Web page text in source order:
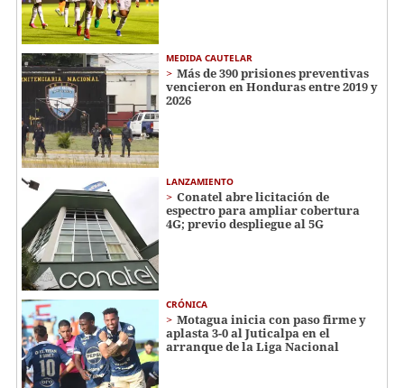
MEDIDA CAUTELAR
Más de 390 prisiones preventivas
vencieron en Honduras entre 2019 y
2026
LANZAMIENTO
Conatel abre licitación de
espectro para ampliar cobertura
4G; previo despliegue al 5G
CRÓNICA
Motagua inicia con paso firme y
aplasta 3-0 al Juticalpa en el
arranque de la Liga Nacional